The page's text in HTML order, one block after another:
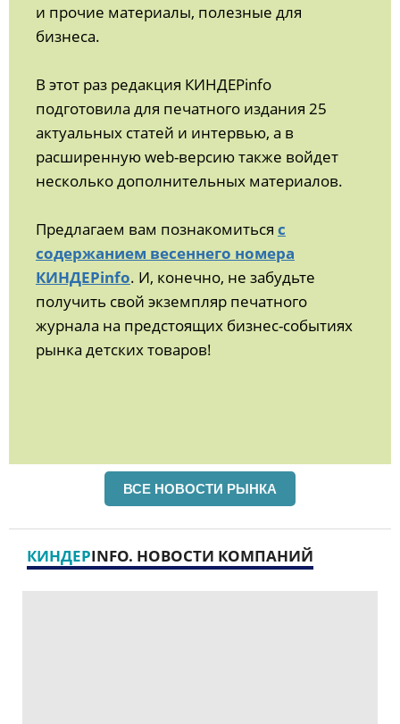
и прочие материалы, полезные для
бизнеса.
В этот раз редакция КИНДЕРinfo
подготовила для печатного издания 25
актуальных статей и интервью, а в
расширенную web-версию также войдет
несколько дополнительных материалов.
Предлагаем вам познакомиться с
содержанием весеннего номера
КИНДЕРinfo. И, конечно, не забудьте
получить свой экземпляр печатного
журнала на предстоящих бизнес-событиях
рынка детских товаров!
ВСЕ НОВОСТИ РЫНКА
КИНДЕРINFO. НОВОСТИ КОМПАНИЙ